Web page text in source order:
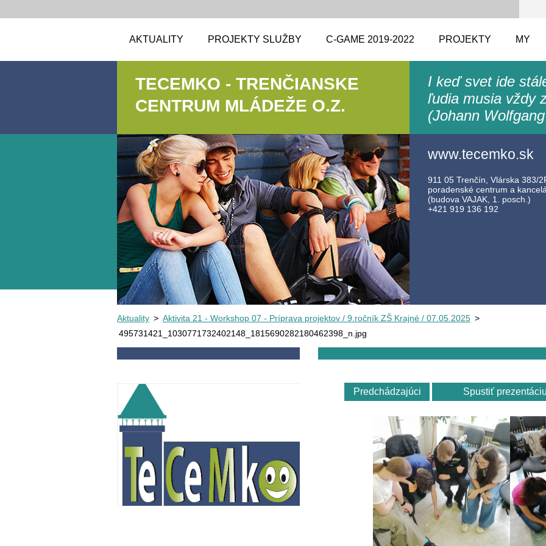
AKTUALITY PROJEKTY SLUŽBY C-GAME 2019-2022 PROJEKTY MY
TECEMKO - TRENČIANSKE
CENTRUM MLÁDEŽE O.Z.
I keď svet ide
ľudia musia vždy
(Johann
www.tecemko.sk
911 05 Trenčín, Vlárska 383/
poradenské centrum a
(budova VAJAK, 1. posch.)
+421 919 136 192
Aktuality > Aktivita 21 - Workshop 07 - Príprava projektov / 9.ročník ZŠ Krajné / 07.05.2025 >
495731421_1030771732402148_1815690282180462398_n.jpg
Predchádzajúci Spustiť